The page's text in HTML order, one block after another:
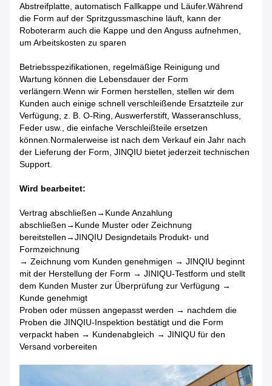
Abstreifplatte, automatisch Fallkappe und Läufer.Während
die Form auf der Spritzgussmaschine läuft, kann der
Roboterarm auch die Kappe und den Anguss aufnehmen,
um Arbeitskosten zu sparen
Betriebsspezifikationen, regelmäßige Reinigung und
Wartung können die Lebensdauer der Form
verlängern.Wenn wir Formen herstellen, stellen wir dem
Kunden auch einige schnell verschleißende Ersatzteile zur
Verfügung, z. B. O-Ring, Auswerferstift, Wasseranschluss,
Feder usw., die einfache Verschleißteile ersetzen
können.Normalerweise ist nach dem Verkauf ein Jahr nach
der Lieferung der Form, JINQIU bietet jederzeit technischen
Support.
Wird bearbeitet:
Vertrag abschließen→Kunde Anzahlung
abschließen→Kunde Muster oder Zeichnung
bereitstellen→JINQIU Designdetails Produkt- und
Formzeichnung
→ Zeichnung vom Kunden genehmigen → JINQIU beginnt
mit der Herstellung der Form → JINIQU-Testform und stellt
dem Kunden Muster zur Überprüfung zur Verfügung →
Kunde genehmigt
Proben oder müssen angepasst werden → nachdem die
Proben die JINQIU-Inspektion bestätigt und die Form
verpackt haben → Kundenabgleich → JINIQU für den
Versand vorbereiten